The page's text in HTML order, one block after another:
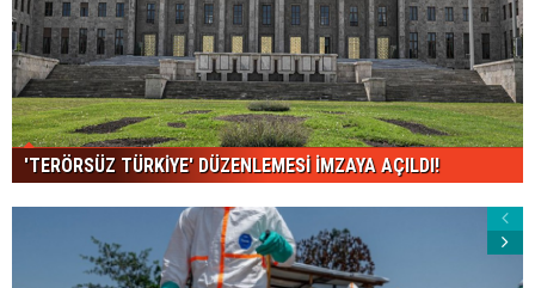
'TERÖRSÜZ TÜRKİYE' DÜZENLEMESİ İMZAYA AÇILDI!